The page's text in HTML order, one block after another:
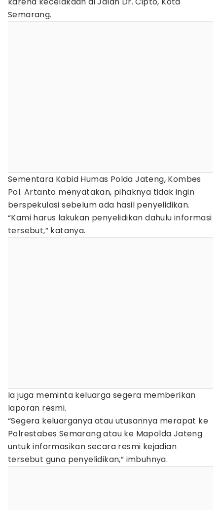
Semarang.
Sementara Kabid Humas Polda Jateng, Kombes
Pol. Artanto menyatakan, pihaknya tidak ingin
berspekulasi sebelum ada hasil penyelidikan.
“Kami harus lakukan penyelidikan dahulu informasi
tersebut,” katanya.
Ia juga meminta keluarga segera memberikan
laporan resmi.
“Segera keluarganya atau utusannya merapat ke
Polrestabes Semarang atau ke Mapolda Jateng
untuk informasikan secara resmi kejadian
tersebut guna penyelidikan,” imbuhnya.